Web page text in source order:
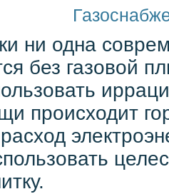
ни одна
без газовой
происходит